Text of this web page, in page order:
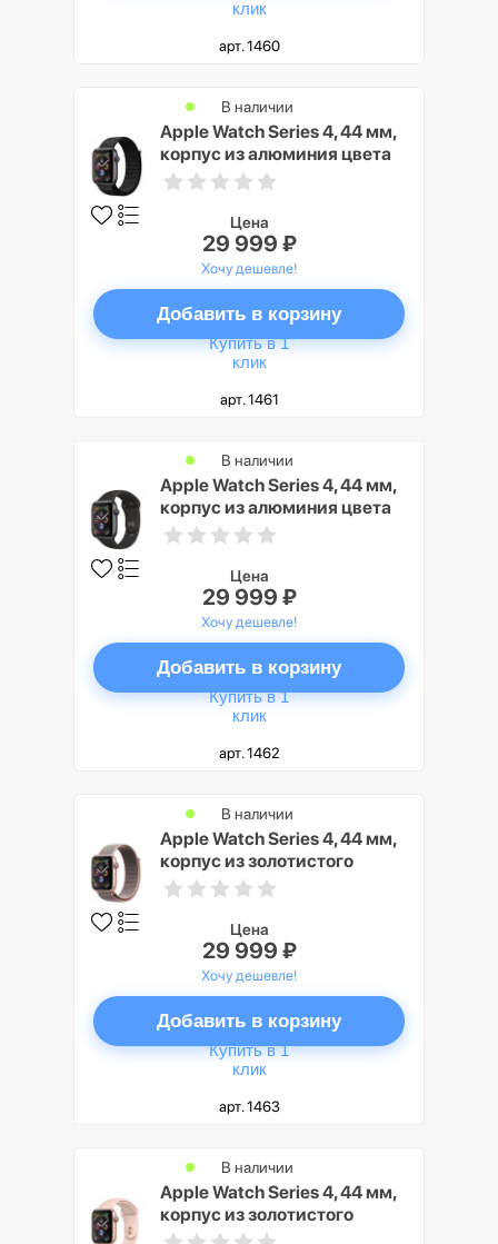
клик
арт. 1460
Apple Watch Series 4, 44 мм,
корпус из алюминия цвета
«серый космос»,
В наличии
Цена
29 999 ₽
Хочу дешевле!
Добавить в корзину
Купить в 1
клик
арт. 1461
Apple Watch Series 4, 44 мм,
корпус из алюминия цвета
«серый космос»,
черного цвета
В наличии
Цена
29 999 ₽
Хочу дешевле!
Добавить в корзину
Купить в 1
клик
арт. 1462
Apple Watch Series 4, 44 мм,
корпус из золотистого
алюминия, спортивный
В наличии
Цена
29 999 ₽
Хочу дешевле!
Добавить в корзину
Купить в 1
клик
арт. 1463
Apple Watch Series 4, 44 мм,
корпус из золотистого
алюминия, спортивный
В наличии